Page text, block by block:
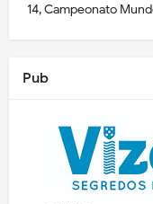
14, Campeonato
Pub